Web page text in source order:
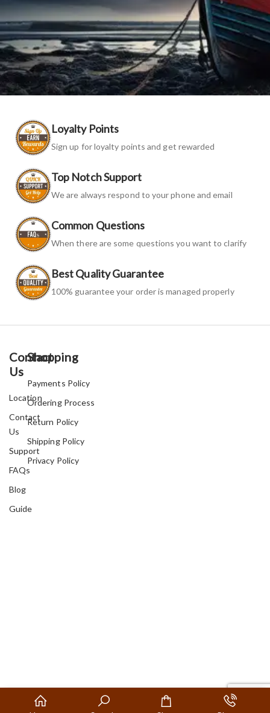
Loyalty Points
Sign up for loyalty points and get rewarded
Top Notch Support
We are always respond to your phone and email
Common Questions
When there are some questions you want to clarify
Best Quality Guarantee
100% guarantee your order is managed properly
Contact
Us
Location
Contact
Us
Support
FAQs
Blog
Guide
Shopping
Payments Policy
Ordering Process
Return Policy
Shipping Policy
Privacy Policy